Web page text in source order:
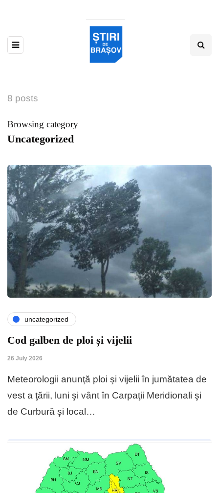
8 posts
Browsing category
Uncategorized
uncategorized
Cod galben de ploi și vijelii
26 July 2026
Meteorologii anunţă ploi şi vijelii în jumătatea de
vest a ţării, luni şi vânt în Carpaţii Meridionali şi
de Curbură şi local…